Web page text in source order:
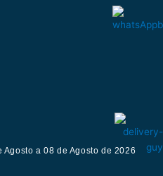
a 08 de Agosto de 2026